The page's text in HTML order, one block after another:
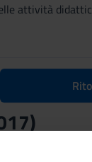
attività